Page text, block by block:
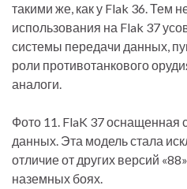
такими же, как у Flak 36. Тем
использования на Flak 37
системы передачи данных,
роли противотанкового
аналоги.
Фото 11. FlaK 37 оснащенная
данных. Эта модель стала
отличие от других версий
наземных боях.